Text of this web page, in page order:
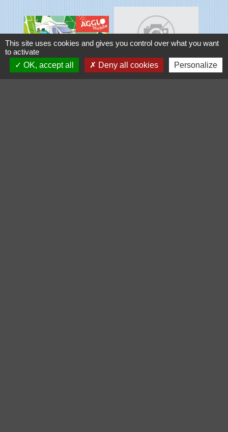
This site uses cookies and gives you control over what you want
to activate
OK, accept all
Deny all cookies Personalize